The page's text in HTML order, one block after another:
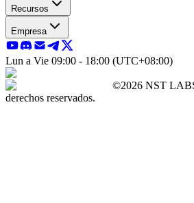
Recursos
Empresa
Lun a Vie 09:00 - 18:00 (UTC+08:00)
©2026 NST
derechos reservados.